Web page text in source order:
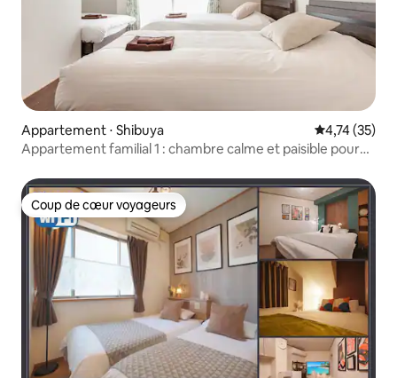
Appartement ⋅ Shibuya Évaluation
4,74 (35)
Appartement familial 1 : chambre calme et paisible pour
station Shibuya
Coup de cœur voyageurs
Coup de cœur voyageurs